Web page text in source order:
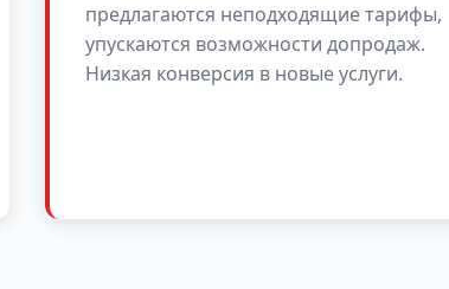
предлагаются неподходящие тарифы,
упускаются возможности допродаж.
Низкая конверсия в новые услуги.